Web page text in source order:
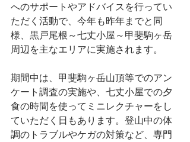
へのサポートやアドバイスを行ってい
ただく活動で、今年も昨年までと同
様、黒戸尾根～七丈小屋～甲斐駒ヶ岳
周辺を主なエリアに実施されます。
期間中は、甲斐駒ヶ岳山頂等でのアン
ケート調査の実施や、七丈小屋での夕
食の時間を使ってミニレクチャーをし
ていただく日もあります。登山中の体
調のトラブルやケガの対策など、専門